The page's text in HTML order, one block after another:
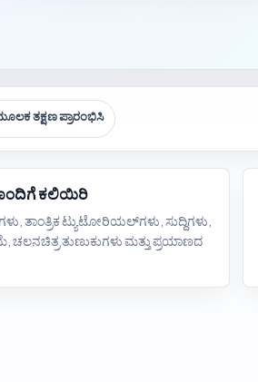
ತಕ್ಷಣ ಪ್ರಾರಂಭಿಸಿ
ಕಲಿಯಿರಿ
ತಾಂತ್ರಿಕ ಟ್ಯುಟೋರಿಯಲ್‌ಗಳು, ಸುದ್ದಿಗಳು,
ಚಲನಚಿತ್ರ ತುಣುಕುಗಳು ಮತ್ತು ಪ್ರಯಾಣದ